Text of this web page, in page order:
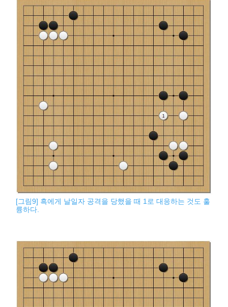
[그림9] 흑에게 날일자 공격을 당했을 때 1로 대응하는 것도 훌
륭하다.